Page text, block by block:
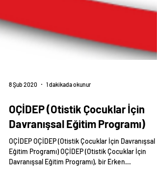
OÇİDEP (Otistik Çocuklar İçin
Davranışsal Eğitim Programı)
OÇİDEP OÇİDEP (Otistik Çocuklar İçin Davranışsal
Eğitim Programı) OÇİDEP (Otistik Çocuklar İçin